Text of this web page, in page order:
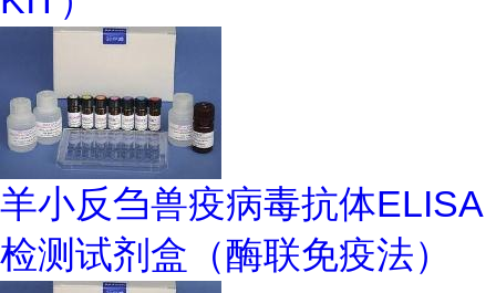
羊小反刍兽疫病毒抗体ELISA
检测试剂盒（酶联免疫法）